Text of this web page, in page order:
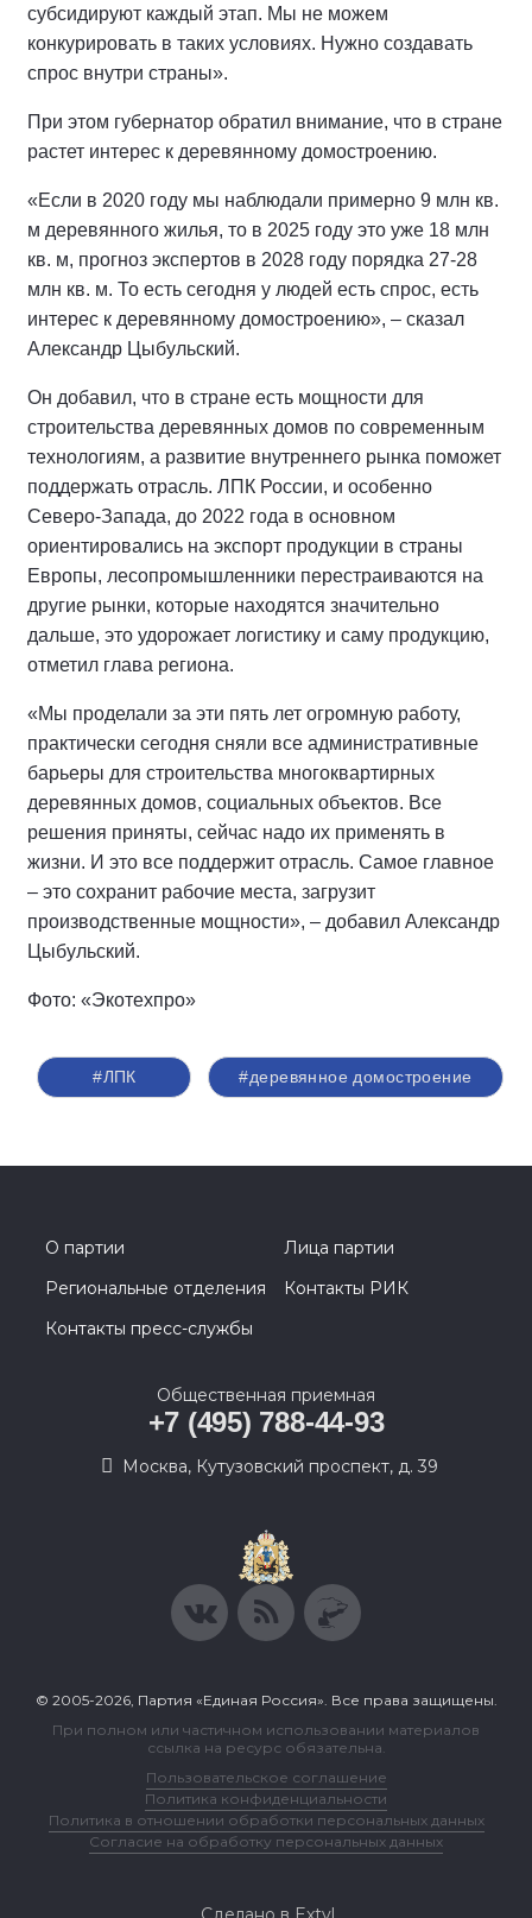
субсидируют каждый этап. Мы не можем
конкурировать в таких условиях. Нужно создавать
спрос внутри страны».
При этом губернатор обратил внимание, что в стране
растет интерес к деревянному домостроению.
«Если в 2020 году мы наблюдали примерно 9 млн кв.
м деревянного жилья, то в 2025 году это уже 18 млн
кв. м, прогноз экспертов в 2028 году порядка 27-28
млн кв. м. То есть сегодня у людей есть спрос, есть
интерес к деревянному домостроению», – сказал
Александр Цыбульский.
Он добавил, что в стране есть мощности для
строительства деревянных домов по современным
технологиям, а развитие внутреннего рынка поможет
поддержать отрасль. ЛПК России, и особенно
Северо-Запада, до 2022 года в основном
ориентировались на экспорт продукции в страны
Европы, лесопромышленники перестраиваются на
другие рынки, которые находятся значительно
дальше, это удорожает логистику и саму продукцию,
отметил глава региона.
«Мы проделали за эти пять лет огромную работу,
практически сегодня сняли все административные
барьеры для строительства многоквартирных
деревянных домов, социальных объектов. Все
решения приняты, сейчас надо их применять в
жизни. И это все поддержит отрасль. Самое главное
– это сохранит рабочие места, загрузит
производственные мощности», – добавил Александр
Цыбульский.
Фото: «Экотехпро»
#ЛПК #деревянное домостроение
О партии
Лица партии
Региональные отделения
Контакты РИК
Контакты пресс-службы
Общественная приемная
+7 (495) 788-44-93
Москва, Кутузовский проспект, д. 39
© 2005-2026, Партия «Единая Россия». Все права защищены.
При полном или частичном использовании материалов
ссылка на ресурс обязательна.
Пользовательское соглашение
Политика конфиденциальности
Политика в отношении обработки персональных данных
Согласие на обработку персональных данных